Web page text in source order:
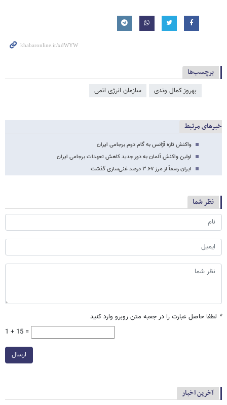
برچسب‌ها
بهروز کمال وندی سازمان انرژی اتمی
خبرهای مرتبط
واکنش تازه آژانس به گام دوم برجامی ایران
اولین واکنش آلمان به دور جدید کاهش تعهدات برجامی ایران
ایران رسماً از مرز ۳.۶۷ درصد غنی‌سازی گذشت
نظر شما
* لطفا حاصل عبارت را در جعبه متن روبرو وارد کنید
1 + 15 =
ارسال
آخرین اخبار